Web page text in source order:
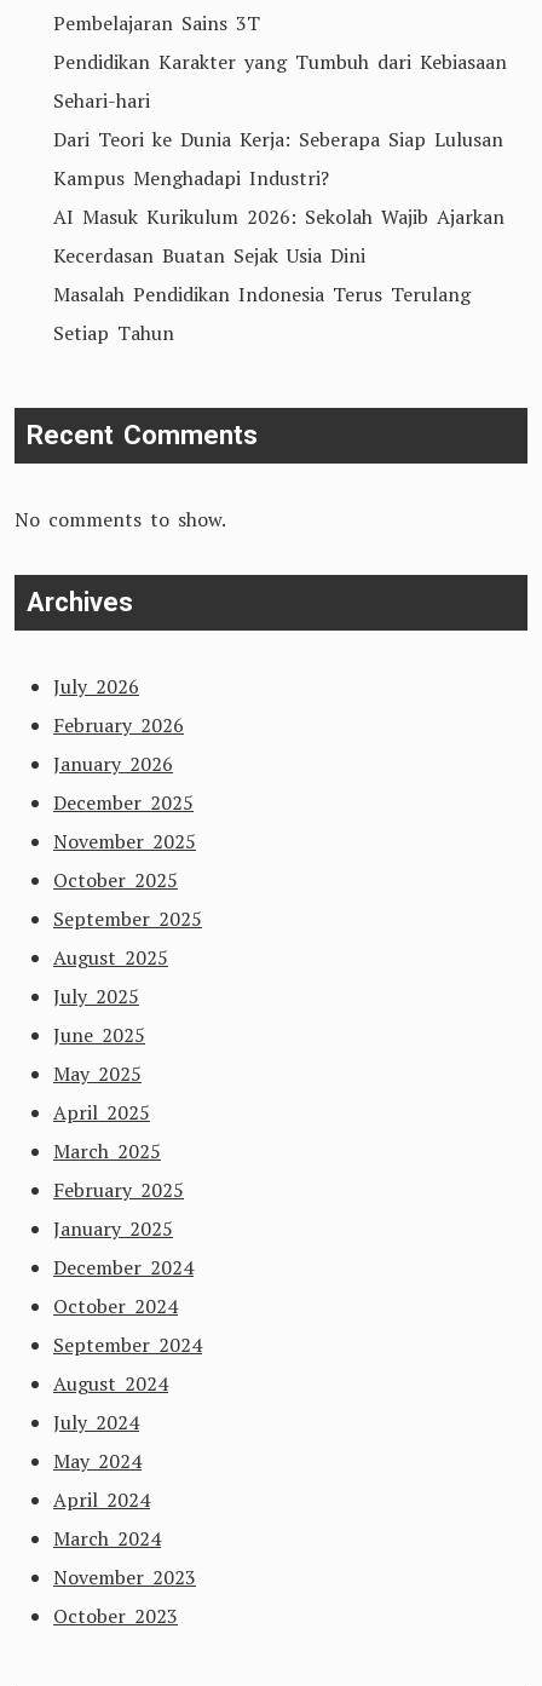
Pembelajaran Sains 3T
Pendidikan Karakter yang Tumbuh dari Kebiasaan
Sehari-hari
Dari Teori ke Dunia Kerja: Seberapa Siap Lulusan
Kampus Menghadapi Industri?
AI Masuk Kurikulum 2026: Sekolah Wajib Ajarkan
Kecerdasan Buatan Sejak Usia Dini
Masalah Pendidikan Indonesia Terus Terulang
Setiap Tahun
Recent Comments
No comments to show.
Archives
July 2026
February 2026
January 2026
December 2025
November 2025
October 2025
September 2025
August 2025
July 2025
June 2025
May 2025
April 2025
March 2025
February 2025
January 2025
December 2024
October 2024
September 2024
August 2024
July 2024
May 2024
April 2024
March 2024
November 2023
October 2023